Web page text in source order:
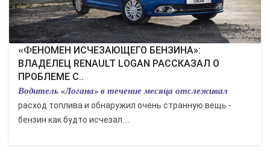
«ФЕНОМЕН ИСЧЕЗАЮЩЕГО БЕНЗИНА»:
ВЛАДЕЛЕЦ RENAULT LOGAN РАССКАЗАЛ О
ПРОБЛЕМЕ С..
Водитель «Логана» в течение месяца отслеживал
расход топлива и обнаружил очень странную вещь -
бензин как будто исчезал....